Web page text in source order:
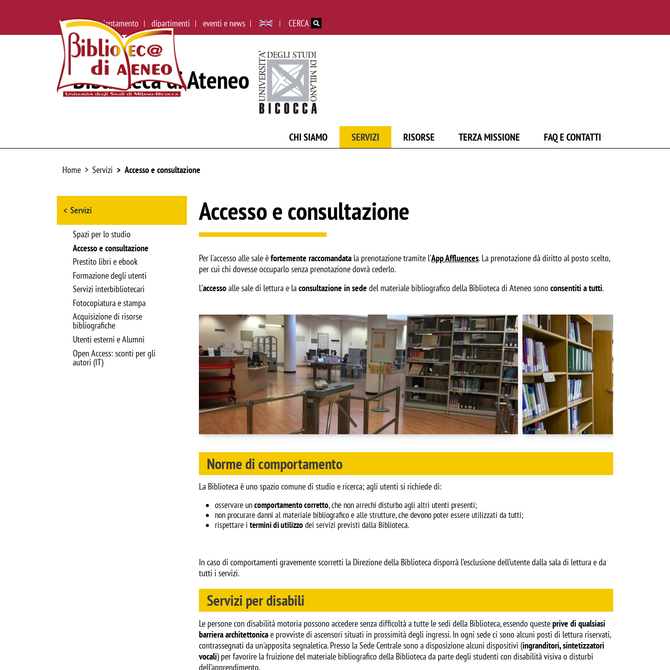
ateneo orientamento dipartimenti eventi e news CERCA
Biblioteca di Ateneo
CHI SIAMO SERVIZI RISORSE TERZA MISSIONE FAQ E CONTATTI
Home Servizi Accesso e consultazione
Browse the section
Servizi
Spazi per lo studio
Accesso e consultazione
Prestito libri e ebook
Formazione degli utenti
Servizi interbibliotecari
Fotocopiatura e stampa
Acquisizione di risorse
bibliografiche
Utenti esterni e Alumni
Open Access: sconti per gli
autori (IT)
Accesso e consultazione
Per l'accesso alle sale èfortemente raccomandata la prenotazione tramite l’App Affluences. La prenotazione dà diritto al posto scelto,
per cui chi dovesse occuparlo senza prenotazione dovrà cederlo.
L’accessoalle sale di lettura e laconsultazione in sede del materiale bibliografico della Biblioteca di Ateneo sonoconsentiti a tutti.
Norme di comportamento
La Biblioteca è uno spazio comune di studio e ricerca; agli utenti si richiede di:
osservare uncomportamento corretto, che non arrechi disturbo agli altri utenti presenti;
non procurare danni al materiale bibliografico e alle strutture, che devono poter essere utilizzati da tutti;
rispettare i termini di utilizzodei servizi previsti dalla Biblioteca.
In caso di comportamenti gravemente scorretti la Direzione della Biblioteca disporrà l’esclusione dell’utente dalla sala di lettura e da
tutti i servizi.
Servizi per disabili
Le persone con disabilità motoria possono accedere senza difficoltà a tutte le sedi della Biblioteca, essendo questeprive di qualsiasi
barriera architettonicae provviste di ascensori situati in prossimità degli ingressi. In ogni sede ci sono alcuni posti di lettura riservati,
contrassegnati da un'apposita segnaletica. Presso la Sede Centrale sono a disposizione alcuni dispositivi (ingranditori, sintetizzatori
vocali) per favorire la fruizione del materiale bibliografico della Biblioteca da parte degli studenti con disabilità visiva o disturbi
dell’apprendimento.